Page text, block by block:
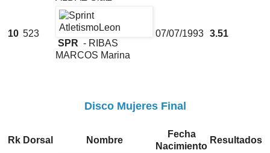
10 523
SPR - RIBAS
MARCOS Marina
07/07/1993 3.51
Disco Mujeres Final
Rk Dorsal Nombre
Fecha
Nacimiento
Resultados